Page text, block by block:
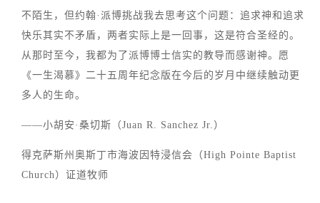
不陌生，但约翰·派博挑战我去思考这个问题：追求神和追求
快乐其实不矛盾，两者实际上是一回事，这是符合圣经的。
从那时至今，我都为了派博博士信实的教导而感谢神。愿
《一生渴慕》二十五周年纪念版在今后的岁月中继续触动更
多人的生命。
——小胡安·桑切斯（Juan R. Sanchez Jr.）
得克萨斯州奥斯丁市海波因特浸信会（High Pointe Baptist
Church）证道牧师